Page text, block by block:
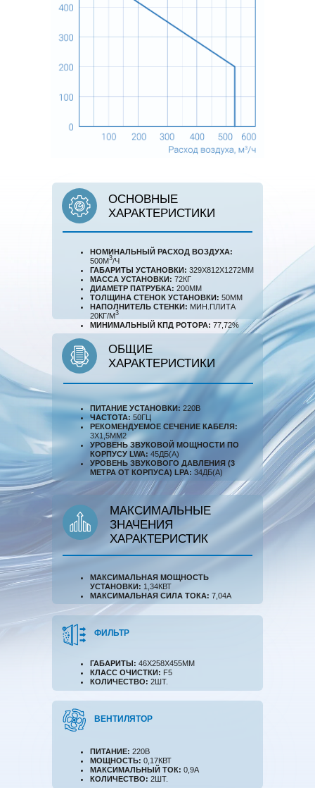
ГАБАРИТЫ: 46X258X455ММ
КЛАСС ОЧИСТКИ: F5
КОЛИЧЕСТВО: 2ШТ.
ФИЛЬТР
ПИТАНИЕ: 220В
МОЩНОСТЬ: 0,17КВТ
МАКСИМАЛЬНЫЙ ТОК: 0,9А
КОЛИЧЕСТВО: 2ШТ.
ВЕНТИЛЯТОР
МАКСИМАЛЬНЫЕ
ЗНАЧЕНИЯ
ХАРАКТЕРИСТИК
МАКСИМАЛЬНАЯ МОЩНОСТЬ
УСТАНОВКИ: 1,34КВТ
МАКСИМАЛЬНАЯ СИЛА ТОКА: 7,04А
ОБЩИЕ
ХАРАКТЕРИСТИКИ
ПИТАНИЕ УСТАНОВКИ: 220В
ЧАСТОТА: 50ГЦ
РЕКОМЕНДУЕМОЕ СЕЧЕНИЕ КАБЕЛЯ:
3Х1,5ММ2
УРОВЕНЬ ЗВУКОВОЙ МОЩНОСТИ ПО
КОРПУСУ LWA: 45ДБ(А)
УРОВЕНЬ ЗВУКОВОГО ДАВЛЕНИЯ (3
МЕТРА ОТ КОРПУСА) LPA: 34ДБ(А)
НОМИНАЛЬНЫЙ РАСХОД ВОЗДУХА:
500М3/Ч
ГАБАРИТЫ УСТАНОВКИ: 329Х812Х1272ММ
МАССА УСТАНОВКИ: 72КГ
ДИАМЕТР ПАТРУБКА: 200ММ
ТОЛЩИНА СТЕНОК УСТАНОВКИ: 50ММ
НАПОЛНИТЕЛЬ СТЕНКИ: МИН.ПЛИТА
20КГ/М3
МИНИМАЛЬНЫЙ КПД РОТОРА: 77,72%
ОСНОВНЫЕ
ХАРАКТЕРИСТИКИ